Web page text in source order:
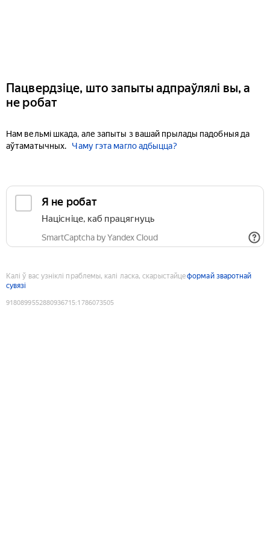
Пацвердзіце, што запыты адпраўлялі вы, а
не робат
Нам вельмі шкада, але запыты з вашай прылады падобныя да
аўтаматычных.
Чаму гэта магло адбыцца?
Я не робат
Націсніце, каб працягнуць
SmartCaptcha by Yandex Cloud
Калі ў вас узніклі праблемы, калі ласка, скарыстайцеформай зваротнай
сувязі
9180899552880936715:1786073505